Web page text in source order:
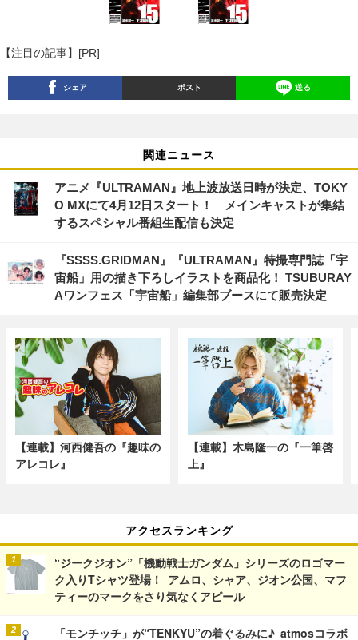
【注目の記事】[PR]
シェア ポスト 送る
関連ニュース
アニメ『ULTRAMAN』地上波放送日時が決定、TOKY
O MXにて4月12日スタート！ メインキャストが集結
するスペシャル番組生配信も決定
『SSSS.GRIDMAN』『ULTRAMAN』特撮専門誌「宇
宙船」用の描き下ろしイラストを商品化！ TSUBURAY
Aワンフェス「宇宙船」編集部ブースにて販売決定
【連載】河西健吾の『趣味の
アレコレ』
【連載】木島隆一の『一筆啓
上』
アクセスランキング
“ジークジオン”「機動戦士ガンダム」シリーズのロゴマー
ク入りTシャツ登場！ アムロ、シャア、ジオン公国、マフ
ティーのマークをさり気なくアピール
「モンチッチ」が“TENKYU”の着ぐるみに♪ atmosコラボ